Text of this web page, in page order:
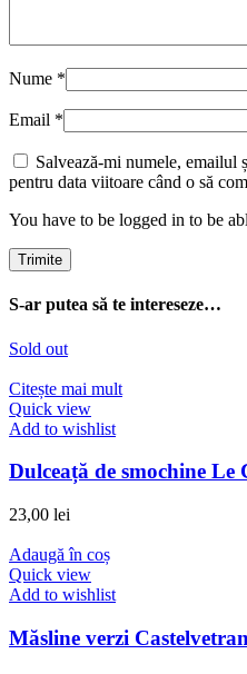
Nume *
Email *
Salvează-mi numele, emailul
pentru data viitoare când o să
You have to be logged in to be
S-ar putea să te intereseze…
Sold out
Citește mai mult
Quick view
Add to wishlist
Dulceață de smochine Le
23,00 lei
Adaugă în coș
Quick view
Add to wishlist
Măsline verzi